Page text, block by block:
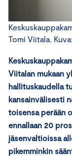
Tomi Viitala.
Viitalan mukaan
hallituskaudella
kansainvälisesti
toisensa perään
ennallaan 20
jäsenvaltioissa
pikemminkin